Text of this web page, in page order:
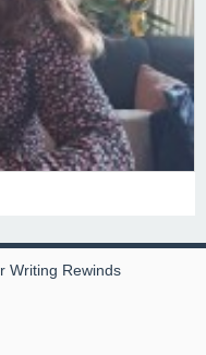
Writing Rewinds